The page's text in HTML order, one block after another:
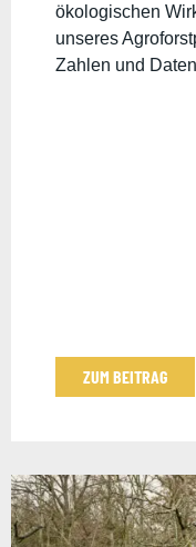
ökologischen
unseres
Zahlen und
ZUM BEITRAG